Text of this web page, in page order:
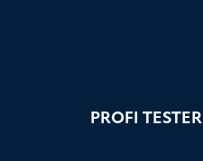
PROFI TESTER